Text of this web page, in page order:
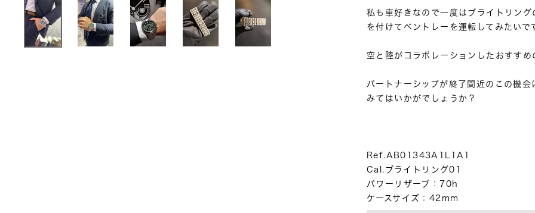
私も車好きなので一度はブライトリング
を付けてベントレーを運転してみたい
空と陸がコラボレーションしたおすすめ
パートナーシップが終了間近のこの機会
みてはいかがでしょうか？
Ref.AB01343A1L1A1
Cal.ブライトリング01
パワーリザーブ：70h
ケースサイズ：42mm